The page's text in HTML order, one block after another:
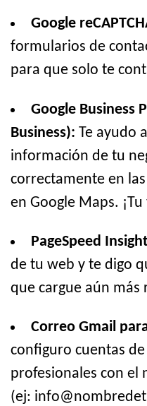
Google
formularios de
para que solo te
Google Business
Business): Te ayudo
información de tu
correctamente en
en Google Maps.
PageSpeed
de tu web y te digo
que cargue aún más
Correo Gmail
configuro cuentas
profesionales con el
(ej: